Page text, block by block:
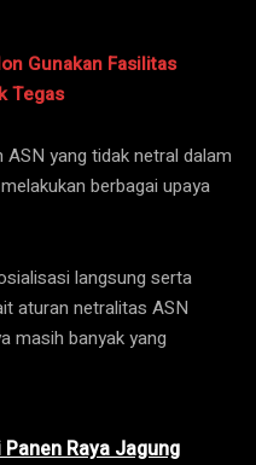
Gunakan Fasilitas
Tegas
yang tidak netral dalam
berbagai upaya
langsung serta
aturan netralitas ASN
masih banyak yang
Raya Jagung